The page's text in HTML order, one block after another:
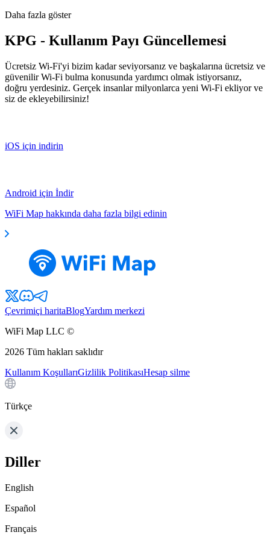
Daha fazla göster
KPG - Kullanım Payı Güncellemesi
Ücretsiz Wi-Fi'yi bizim kadar seviyorsanız ve başkalarına ücretsiz ve
güvenilir Wi-Fi bulma konusunda yardımcı olmak istiyorsanız,
doğru yerdesiniz. Gerçek insanlar milyonlarca yeni Wi-Fi ekliyor ve
siz de ekleyebilirsiniz!
iOS için indirin
Android için İndir
WiFi Map hakkında daha fazla bilgi edinin
Çevrimiçi haritaBlogYardım merkezi
WiFi Map LLC ©
2026 Tüm hakları saklıdır
Kullanım KoşullarıGizlilik PolitikasıHesap silme
Türkçe
Diller
English
Español
Français